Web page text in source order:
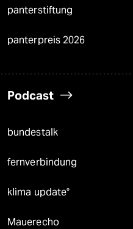
panterstiftung
panterpreis 2026
Podcast
bundestalk
fernverbindung
klima update°
Mauerecho